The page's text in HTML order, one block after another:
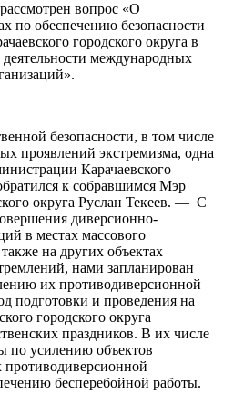
вопрос «О
по обеспечению безопасности
городского округа в
деятельности международных
безопасности, в том числе
проявлений экстремизма, одна
Карачаевского
к собравшимся Мэр
округа Руслан Текеев. — С
диверсионно-
в местах массового
на других объектах
нами запланирован
их противодиверсионной
подготовки и проведения на
городского округа
праздников. В их числе
по усилению объектов
противодиверсионной
бесперебойной работы.